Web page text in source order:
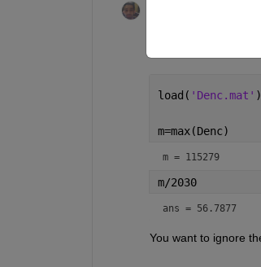
load( 'Denc.mat' )
m=max(Denc)
m = 115279
m/2030
ans = 56.7877
You want to ignore